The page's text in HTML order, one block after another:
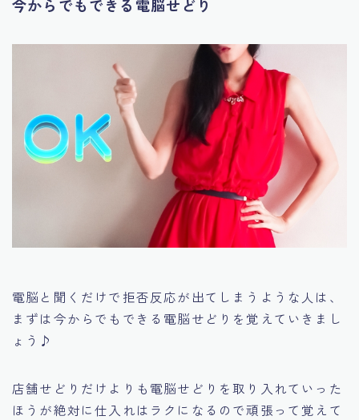
今からでもできる電脳せどり
電脳と聞くだけで拒否反応が出てしまうような人は、
まずは今からでもできる電脳せどりを覚えていきまし
ょう♪
店舗せどりだけよりも電脳せどりを取り入れていった
ほうが絶対に仕入れはラクになるので頑張って覚えて